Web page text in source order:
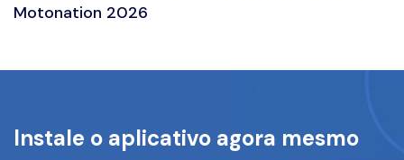
Motonation 2026
Instale o aplicativo agora mesmo